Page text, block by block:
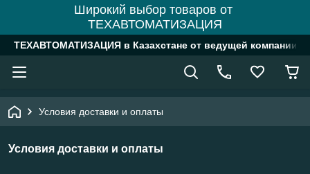
Широкий выбор товаров от
ТЕХАВТОМАТИЗАЦИЯ
ТЕХАВТОМАТИЗАЦИЯ в Казахстане от ведущей компании
Условия доставки и оплаты
Условия доставки и оплаты